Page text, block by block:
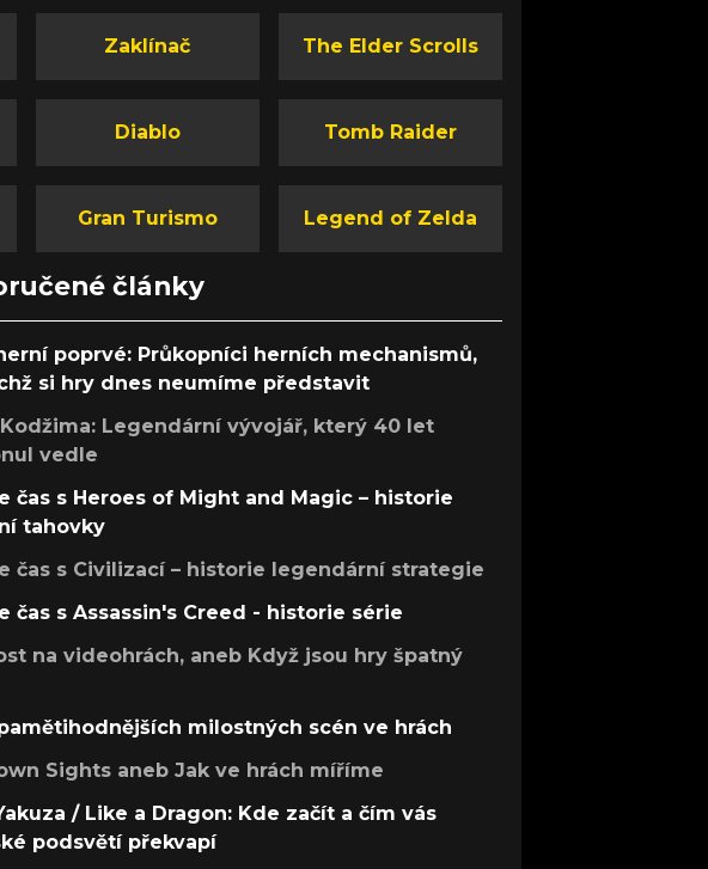
Zaklínač The Elder Scrolls
Diablo Tomb Raider
Gran Turismo Legend of Zelda
články
poprvé: Průkopníci herních mechanismů,
si hry dnes neumíme představit
Legendární vývojář, který 40 let
vedle
čas s Heroes of Might and Magic – historie
tahovky
čas s Civilizací – historie legendární strategie
čas s Assassin's Creed - historie série
na videohrách, aneb Když jsou hry špatný
milostných scén ve hrách
Sights aneb Jak ve hrách míříme
/ Like a Dragon: Kde začít a čím vás
podsvětí překvapí